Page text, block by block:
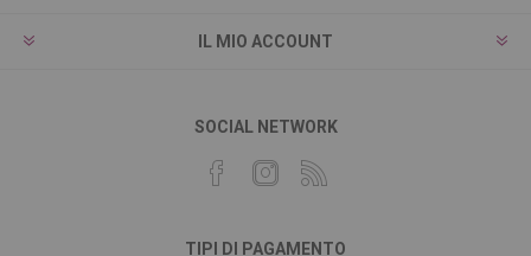
IL MIO ACCOUNT
SOCIAL NETWORK
TIPI DI PAGAMENTO